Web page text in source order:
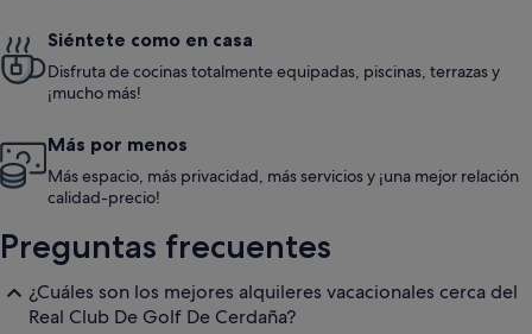
Siéntete como en casa
Disfruta de cocinas totalmente equipadas, piscinas, terrazas y
¡mucho más!
Más por menos
Más espacio, más privacidad, más servicios y ¡una mejor relación
calidad-precio!
Preguntas frecuentes
¿Cuáles son los mejores alquileres vacacionales cerca del
Real Club De Golf De Cerdaña?